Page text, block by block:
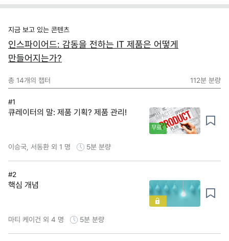
지금 보고 있는 콘텐츠
인스파이어드: 감동을 전하는 IT 제품은 어떻게
만들어지는가?
총 14개의 챕터 112분 분량
#1
큐레이터의 말: 제품 기획? 제품 관리!
무료
이승국, 서동환 외 1 명 5분 분량
#2
핵심 개념
마티 케이건 외 4 명 5분 분량